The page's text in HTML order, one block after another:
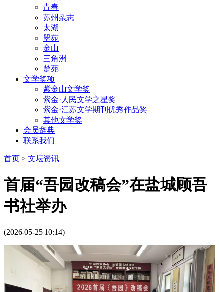
青春
苏州杂志
太湖
翠苑
金山
三角洲
楚苑
文学奖项
紫金山文学奖
紫金·人民文学之星奖
紫金·江苏文学期刊优秀作品奖
其他文学奖
会员辞典
联系我们
首页 > 文坛资讯
首届“吾园改稿会”在盐城顾吾
书社举办
(2026-05-25 10:14)